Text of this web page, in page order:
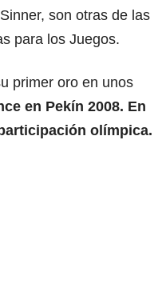
son otras de las
para los Juegos.
primer oro en unos
en Pekín 2008. En
olímpica.